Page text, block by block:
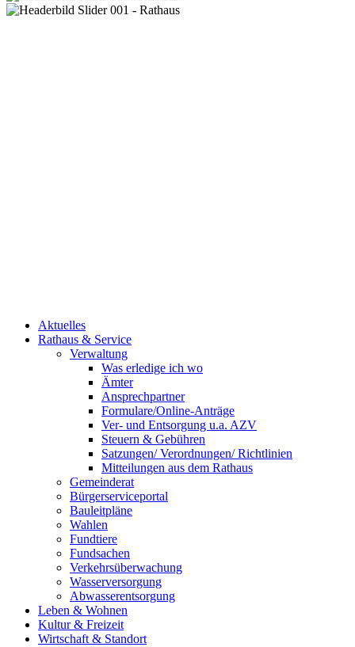
Aktuelles
Rathaus & Service
Verwaltung
Was erledige ich wo
Ämter
Ansprechpartner
Formulare/Online-Anträge
Ver- und Entsorgung u.a. AZV
Steuern & Gebühren
Satzungen/ Verordnungen/ Richtlinien
Mitteilungen aus dem Rathaus
Gemeinderat
Bürgerserviceportal
Bauleitpläne
Wahlen
Fundtiere
Fundsachen
Verkehrsüberwachung
Wasserversorgung
Abwasserentsorgung
Leben & Wohnen
Kultur & Freizeit
Wirtschaft & Standort